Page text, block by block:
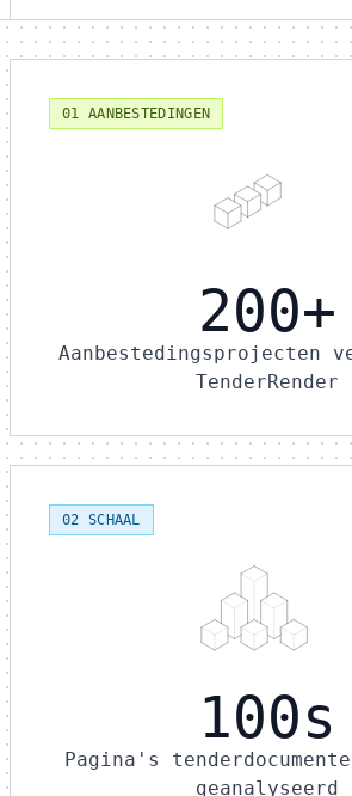
01 AANBESTEDINGEN
200+
Aanbestedingsprojecten
TenderRender
02 SCHAAL
100s
Pagina's
geanalyseerd